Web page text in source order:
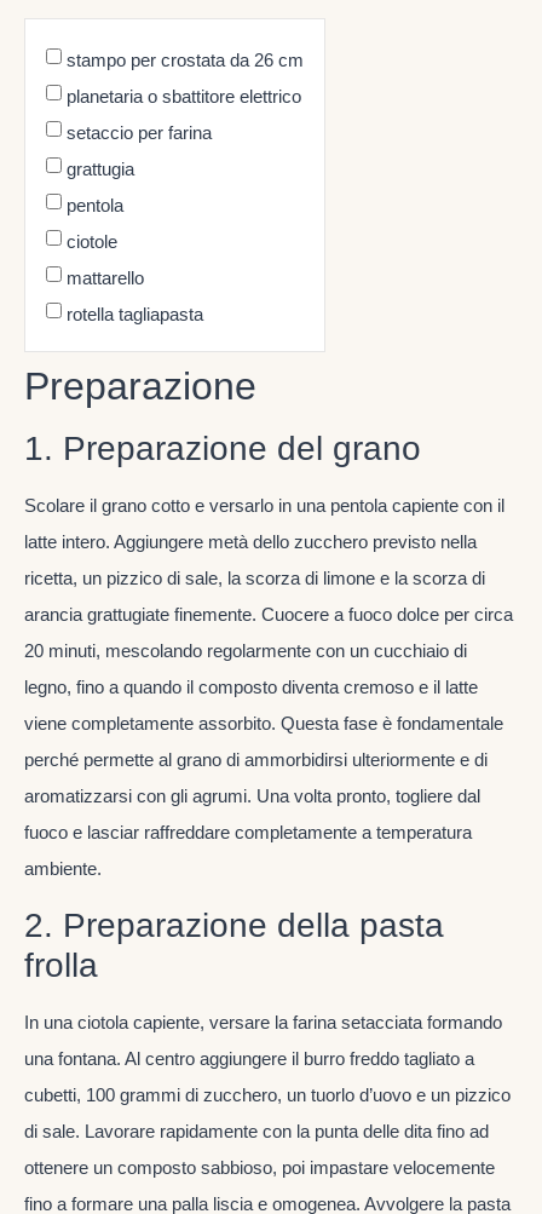
stampo per crostata da 26 cm
planetaria o sbattitore elettrico
setaccio per farina
grattugia
pentola
ciotole
mattarello
rotella tagliapasta
Preparazione
1. Preparazione del grano
Scolare il grano cotto e versarlo in una pentola capiente con il
latte intero. Aggiungere metà dello zucchero previsto nella
ricetta, un pizzico di sale, la scorza di limone e la scorza di
arancia grattugiate finemente. Cuocere a fuoco dolce per circa
20 minuti, mescolando regolarmente con un cucchiaio di
legno, fino a quando il composto diventa cremoso e il latte
viene completamente assorbito. Questa fase è fondamentale
perché permette al grano di ammorbidirsi ulteriormente e di
aromatizzarsi con gli agrumi. Una volta pronto, togliere dal
fuoco e lasciar raffreddare completamente a temperatura
ambiente.
2. Preparazione della pasta
frolla
In una ciotola capiente, versare la farina setacciata formando
una fontana. Al centro aggiungere il burro freddo tagliato a
cubetti, 100 grammi di zucchero, un tuorlo d’uovo e un pizzico
di sale. Lavorare rapidamente con la punta delle dita fino ad
ottenere un composto sabbioso, poi impastare velocemente
fino a formare una palla liscia e omogenea. Avvolgere la pasta